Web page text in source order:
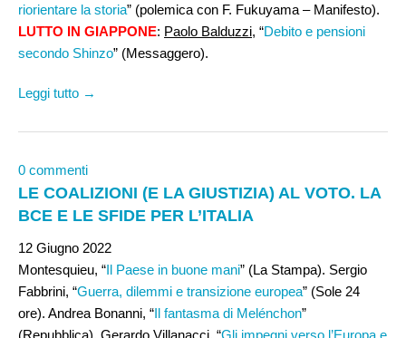
riorientare la storia” (polemica con F. Fukuyama – Manifesto).
LUTTO IN GIAPPONE: Paolo Balduzzi, “Debito e pensioni
secondo Shinzo” (Messaggero).
Leggi tutto →
0 commenti
LE COALIZIONI (E LA GIUSTIZIA) AL VOTO. LA
BCE E LE SFIDE PER L’ITALIA
12 Giugno 2022
Montesquieu, “Il Paese in buone mani” (La Stampa). Sergio
Fabbrini, “Guerra, dilemmi e transizione europea” (Sole 24
ore). Andrea Bonanni, “Il fantasma di Melénchon”
(Repubblica). Gerardo Villanacci, “Gli impegni verso l’Europa e